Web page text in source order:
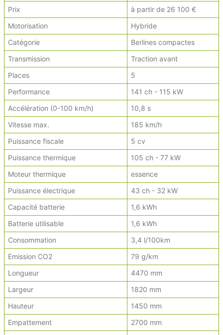
Prix
à partir de 26 100 €
Motorisation
Hybride
Catégorie
Berlines compactes
Transmission
Traction avant
Places
5
Performance
141 ch - 115 kW
Accélération (0-100 km/h)
10,8 s
Vitesse max.
185 km/h
Puissance fiscale
5 cv
Puissance thermique
105 ch - 77 kW
Moteur thermique
essence
Puissance électrique
43 ch - 32 kW
Capacité batterie
1,6 kWh
Batterie utilisable
1,6 kWh
Consommation
3,4 l/100km
Emission CO2
79 g/km
Longueur
4470 mm
Largeur
1820 mm
Hauteur
1450 mm
Empattement
2700 mm